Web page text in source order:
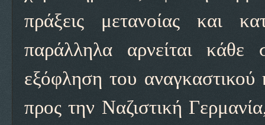
πράξεις μετανοίας και
παράλληλα αρνείται
εξόφληση του αναγκαστικού
προς την Ναζιστική